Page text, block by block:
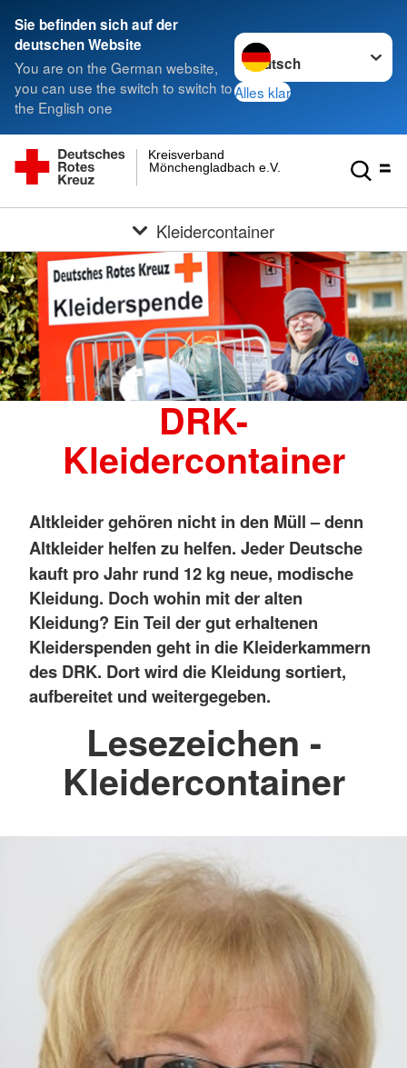
Sie befinden sich auf der
deutschen Website
You are on the German website,
you can use the switch to switch to
the English one
Sprache wechseln zu
Alles klar
Mönchengladbach e.V.
Kreisverband
Kleidercontainer
DRK-
Kleidercontainer
Altkleider gehören nicht in den Müll – denn
Altkleider helfen zu helfen. Jeder Deutsche
kauft pro Jahr rund 12 kg neue, modische
Kleidung. Doch wohin mit der alten
Kleidung? Ein Teil der gut erhaltenen
Kleiderspenden geht in die Kleiderkammern
des DRK. Dort wird die Kleidung sortiert,
aufbereitet und weitergegeben.
Lesezeichen -
Kleidercontainer